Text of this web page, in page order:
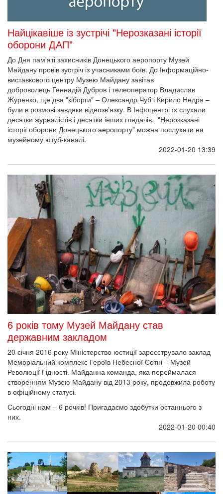
Найцікавіше із зустрічі "Нерозказані історії
оборони ДАП"
До Дня пам'яті захисників Донецького аеропорту Музей
Майдану провів зустріч із учасниками боїв. До Інформаційно-
виставкового центру Музею Майдану завітав
доброволець Геннадій Дубров і телеоператор Владислав
Журенко, ще два "кіборги" – Олександр Чуб і Кирило Недря –
були в розмові завдяки відеозв'язку. В Інфоцентрі їх слухали
десятки журналістів і десятки інших глядачів. "Нерозказані
історії оборони Донецького аеропорту" можна послухати на
музейному ютуб-каналі.
2022-01-20 13:39
6 років тому Музей Майдану став
державним закладом
20 січня 2016 року Міністерство юстиції зареєструвало заклад
Меморіальний комплекс Героїв Небесної Сотні – Музей
Революції Гідності. Майданна команда, яка переймалася
створенням Музею Майдану від 2013 року, продовжила роботу
в офіційному статусі.
Сьогодні нам – 6 рочків! Пригадаємо здобутки останнього з
них.
2022-01-20 00:40